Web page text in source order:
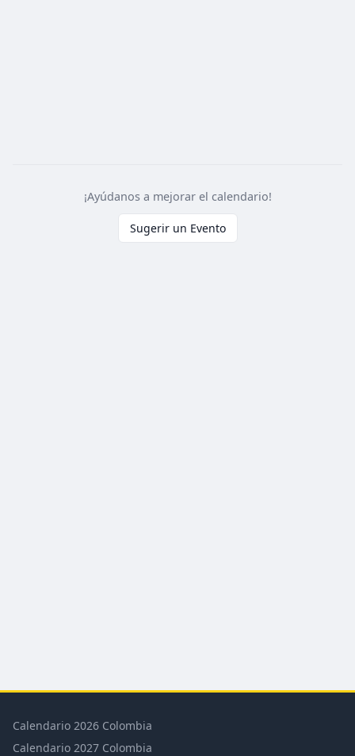
¡Ayúdanos a mejorar el calendario!
Sugerir un Evento
Calendario 2026 Colombia
Calendario 2027 Colombia